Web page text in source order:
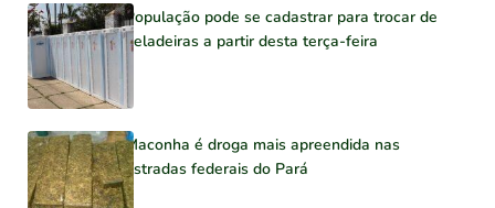
População pode se cadastrar para trocar de
geladeiras a partir desta terça-feira
Maconha é droga mais apreendida nas
estradas federais do Pará